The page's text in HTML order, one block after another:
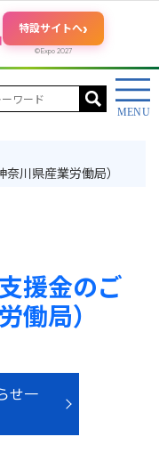
特設サイトへ›
©Expo 2027
川県産業労働局）
援金のご
働局）
せ一